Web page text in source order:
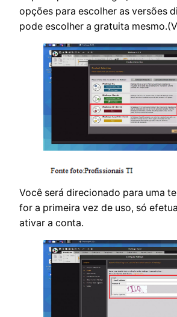
opções para escolher as versões
pode escolher a gratuita
Você será direcionado para uma
for a primeira vez de uso, só
ativar a conta.